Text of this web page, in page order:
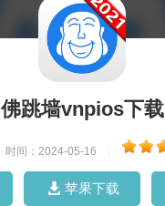
佛跳墙vnpios下载
时间：2024-05-16
苹果下载